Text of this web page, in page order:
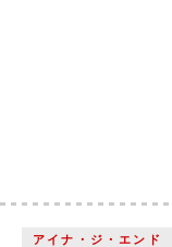
アイナ・ジ・エンド